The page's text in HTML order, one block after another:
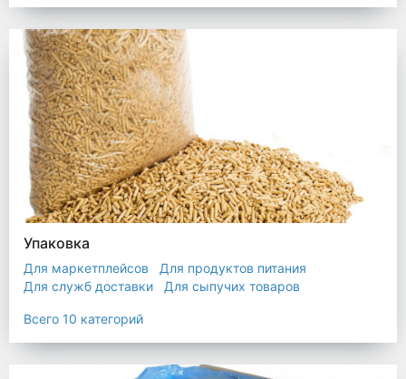
Упаковка
Для маркетплейсов
Для продуктов питания
Для служб доставки
Для сыпучих товаров
Промышленная упаковка
Прочая полиэтиленовая упаковка
Всего 10 категорий